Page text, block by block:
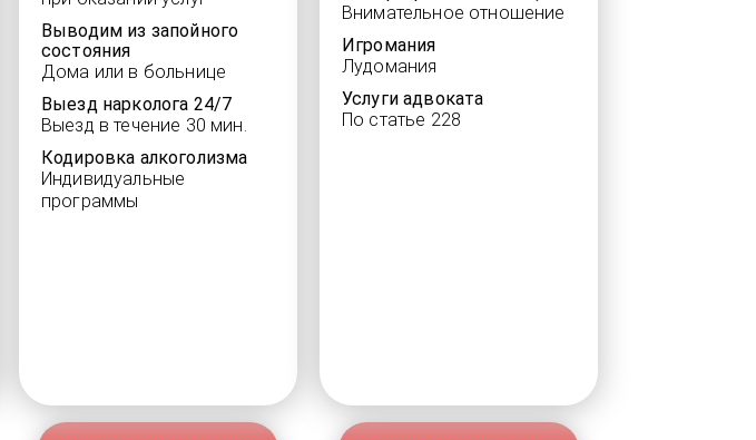
Выводим из запойного
состояния
Дома или в больнице
Выезд нарколога 24/7
Выезд в течение 30 мин.
Кодировка алкоголизма
Индивидуальные
программы
Внимательное отношение
Игромания
Лудомания
Услуги адвоката
По статье 228